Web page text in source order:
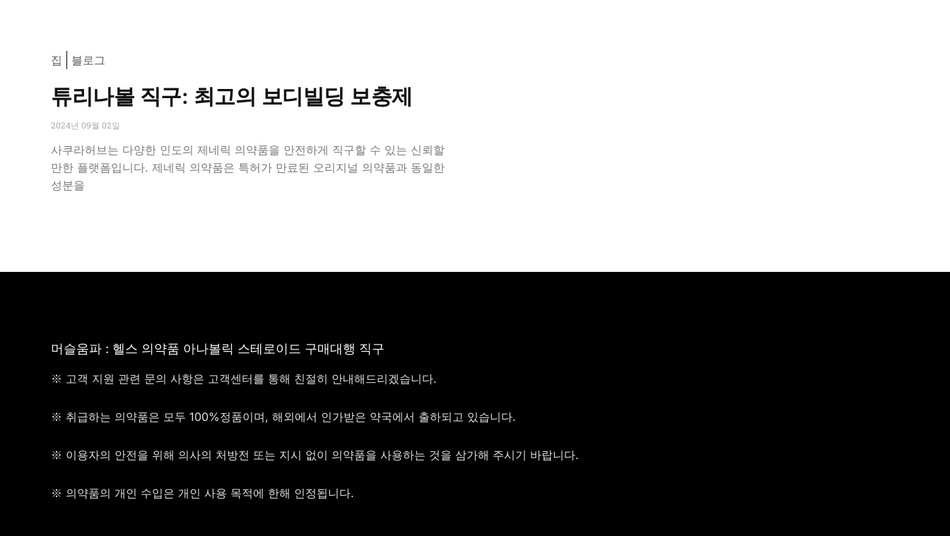
집 블로그
튜리나볼 직구: 최고의 보디빌딩 보충제
2024년 09월 02일
사쿠라허브는 다양한 인도의 제네릭 의약품을 안전하게 직구할 수 있는 신뢰할
만한 플랫폼입니다. 제네릭 의약품은 특허가 만료된 오리지널 의약품과 동일한
성분을
머슬움파 : 헬스 의약품 아나볼릭 스테로이드 구매대행 직구
※ 고객 지원 관련 문의 사항은 고객센터를 통해 친절히 안내해드리겠습니다.
※ 취급하는 의약품은 모두 100%정품이며, 해외에서 인가받은 약국에서 출하되고 있습니다.
※ 이용자의 안전을 위해 의사의 처방전 또는 지시 없이 의약품을 사용하는 것을 삼가해 주시기 바랍니다.
※ 의약품의 개인 수입은 개인 사용 목적에 한해 인정됩니다.